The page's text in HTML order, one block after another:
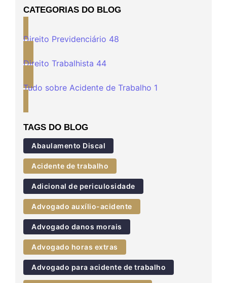
CATEGORIAS DO BLOG
Direito Previdenciário 48
Direito Trabalhista 44
Tudo sobre Acidente de Trabalho 1
TAGS DO BLOG
Abaulamento Discal
Acidente de trabalho
Adicional de periculosidade
Advogado auxílio-acidente
Advogado danos morais
Advogado horas extras
Advogado para acidente de trabalho